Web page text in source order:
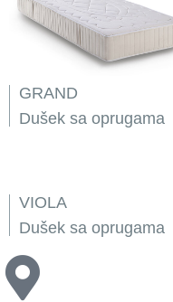
GRAND
Dušek sa oprugama
VIOLA
Dušek sa oprugama